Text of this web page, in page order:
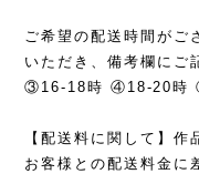
ご希望の配送時間が
いただき、備考欄に
③16-18時 ④18-20時
【配送料に関して】
お客様との配送料金に